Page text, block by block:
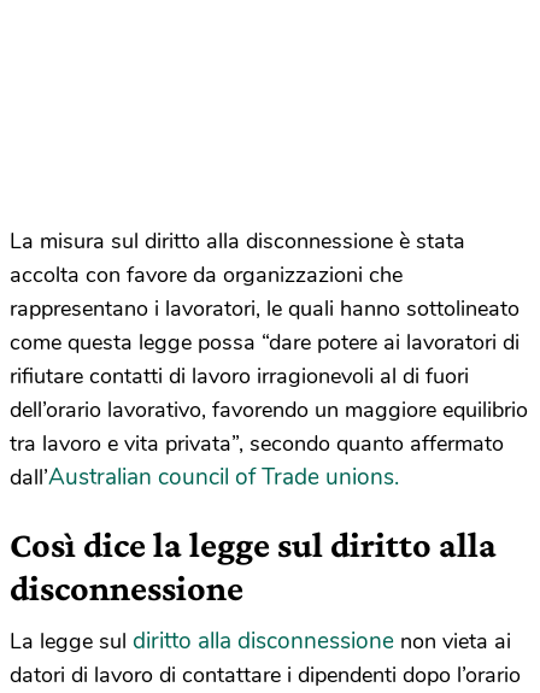
La misura sul diritto alla disconnessione è stata
accolta con favore da organizzazioni che
rappresentano i lavoratori, le quali hanno sottolineato
come questa legge possa “dare potere ai lavoratori di
rifiutare contatti di lavoro irragionevoli al di fuori
dell’orario lavorativo, favorendo un maggiore equilibrio
tra lavoro e vita privata”, secondo quanto affermato
dall’Australian council of Trade unions.
Così dice la legge sul diritto alla
disconnessione
La legge sul diritto alla disconnessione non vieta ai
datori di lavoro di contattare i dipendenti dopo l’orario